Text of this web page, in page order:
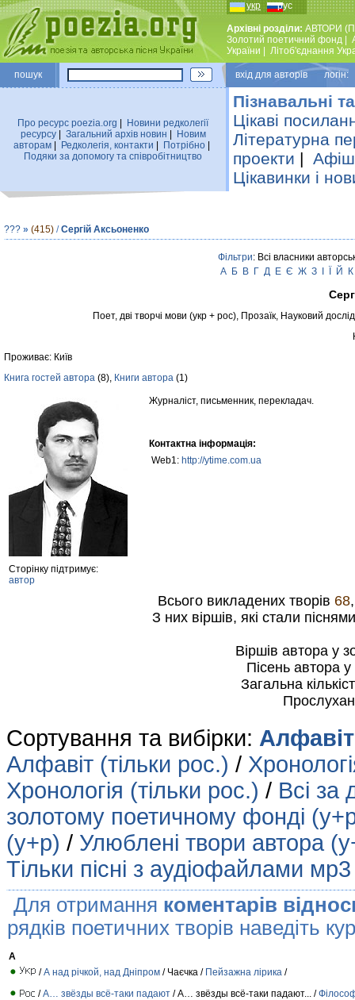
укр рус
Архівні розділи: АВТОРИ
Золотий поетичний фонд
України
Лiтоб'єднання
пошук вхiд для авторiв логін:
Про ресурс poezia.org
Новини редколегiї
ресурсу| Загальний архiв новин
Новим
авторам
Редколегiя, контакти Потрiбно
Подяки за допомогу та співробітництво
Пізнавальні
Цікаві
Літературна
проекти |
Цікавинки і
??? » (415) /Сергій Аксьоненко
Фільтри: Всі власники
А Б В Г Д Е Є Ж З Й К
Поет, дві творчі мови (укр + рос), Прозаїк, Науковий
Проживає: Київ
Книга гостей автора (8), Книги автора (1)
Сторінку підтримує:
автор
Журналіст, письменник, перекладач.
Контактна інформація:
Web1: http://ytime.com.ua
Всього викладених творів 68
З них віршів, які стали
Віршів автора у
Пісень автора
Загальна
Сортування та вибірки:
Алфавіт (тільки рос.) /
Хронологія (тільки рос.) / Всі за
золотому поетичному фонді
(у+р) / Улюблені твори автора
Тільки пісні з аудіофайлами
Для отримання коментарів
рядків поетичних творів наведіть
А
/А над річкой, над Дніпром / Чаєчка / Пейзажна лірика /
/А… звёзды всё-таки падают / А… звёзды всё-таки падают... /